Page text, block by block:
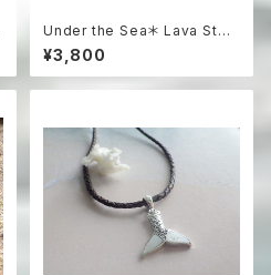
Under the Sea＊ Lava Ston
e Aroma Essential Oil Diffu
ser Bracelet☆浅瀬の海のア
ロマブレスレット
¥3,800